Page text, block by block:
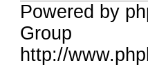
Powered by
Group
http://